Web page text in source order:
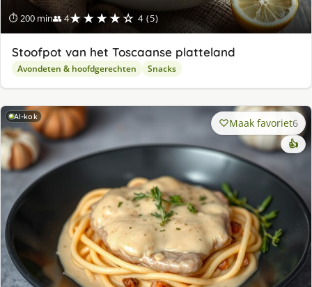
⏱ 200 min👥 4★★★★☆ 4 (5)
Stoofpot van het Toscaanse platteland
Avondeten & hoofdgerechten Snacks
AI-kok Maak favoriet6
👍